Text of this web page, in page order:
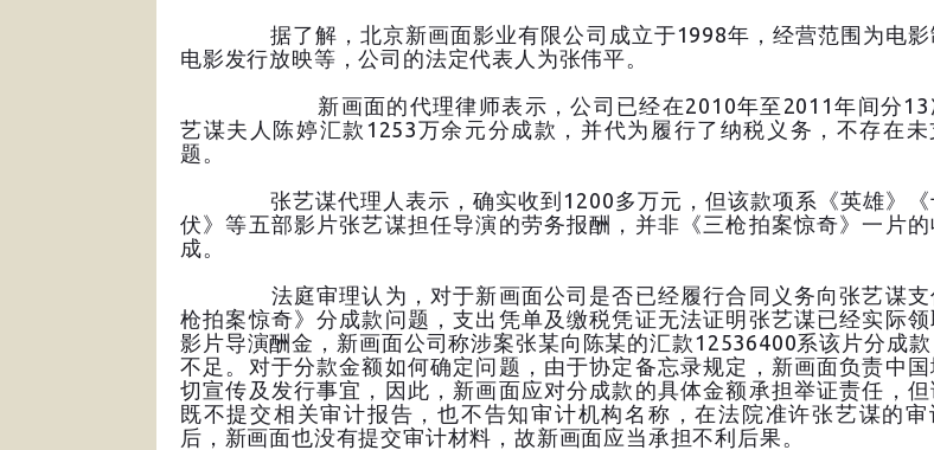
据了解，北京新画面影业有限公司成立于1998年，经营范围为电影
电影发行放映等，公司的法定代表人为张伟平。
新画面的代理律师表示，公司已经在2010年至2011年间分13
艺谋夫人陈婷汇款1253万余元分成款，并代为履行了纳税义务，不存在未
题。
张艺谋代理人表示，确实收到1200多万元，但该款项系《英雄》《
伏》等五部影片张艺谋担任导演的劳务报酬，并非《三枪拍案惊奇》一片的
成。
法庭审理认为，对于新画面公司是否已经履行合同义务向张艺谋支
枪拍案惊奇》分成款问题，支出凭单及缴税凭证无法证明张艺谋已经实际
影片导演酬金，新画面公司称涉案张某向陈某的汇款12536400系该片分成
不足。对于分款金额如何确定问题，由于协定备忘录规定，新画面负责中国
切宣传及发行事宜，因此，新画面应对分成款的具体金额承担举证责任，但
既不提交相关审计报告，也不告知审计机构名称，在法院准许张艺谋的审
后，新画面也没有提交审计材料，故新画面应当承担不利后果。